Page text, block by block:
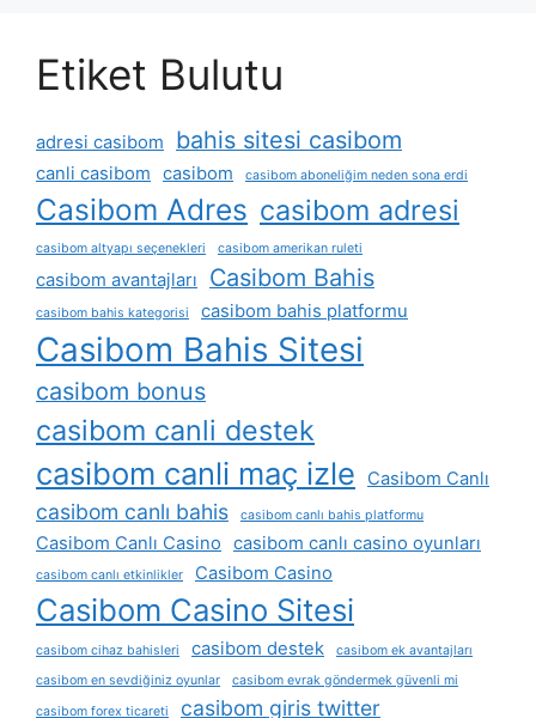
Etiket Bulutu
adresi casibom bahis sitesi casibom
canli casibom casibom casibom aboneliğim neden sona erdi
Casibom Adres casibom adresi
casibom altyapı seçenekleri casibom amerikan ruleti
casibom avantajları Casibom Bahis
casibom bahis kategorisi casibom bahis platformu
Casibom Bahis Sitesi
casibom bonus
casibom canli destek
casibom canli maç izle Casibom Canlı
casibom canlı bahis casibom canlı bahis platformu
Casibom Canlı Casino casibom canlı casino oyunları
casibom canlı etkinlikler Casibom Casino
Casibom Casino Sitesi
casibom cihaz bahisleri casibom destek
casibom ek avantajları
casibom en sevdiğiniz oyunlar
casibom evrak göndermek güvenli mi
casibom forex ticareti
casibom giris twitter